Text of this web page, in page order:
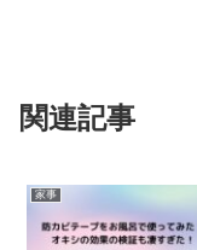
関連記事
家事